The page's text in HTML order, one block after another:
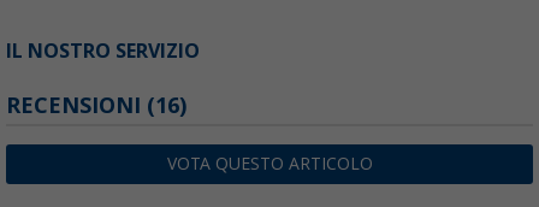
IL NOSTRO SERVIZIO
RECENSIONI (16)
VOTA QUESTO ARTICOLO